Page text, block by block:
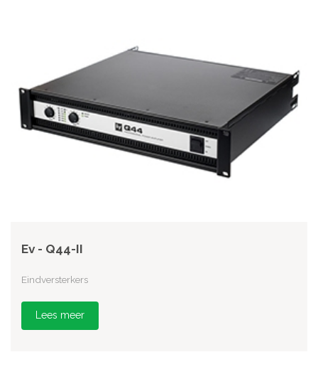
Ev - Q44-II
Eindversterkers
Lees meer